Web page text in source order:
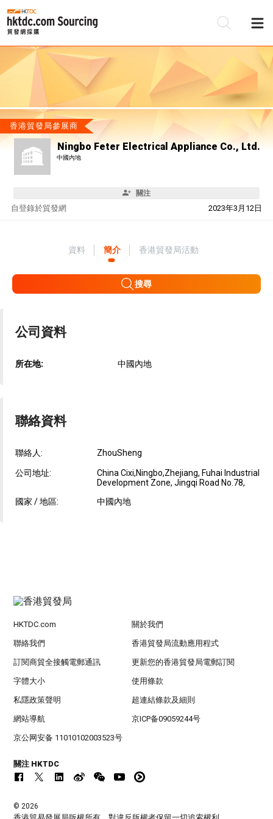
香港貿發局參展商
Ningbo Feter Electrical Appliance Co., Ltd.
中國內地
關注
自 2023年3月12日
登錄於貿發網
資料 簡介 香港貿發局活動
搜尋
公司資料
所在地: 中國內地
聯絡資料
聯絡人: ZhouSheng
公司地址:
China Cixi,Ningbo,Zhejiang, Fuhai Industrial
Development Zone, Jingqi Road No.78,
國家 / 地區:
中國內地
HKTDC.com 關於我們
聯絡我們 香港貿發局流動應用程式
訂閱商貿全接觸電郵通訊 更新您的香港貿發局電郵訂閱
字體大小 使用條款
私隱政策聲明 超連結條款及細則
網站導航 京ICP备09059244号
京公网安备 11010102003523号
關注 HKTDC
© 2026